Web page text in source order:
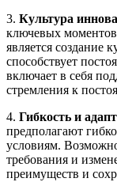
3. Культура
ключевых
является создание
способствует
включает в себя
стремления к
4. Гибкость и
предполагают
условиям.
требования и
преимуществ и